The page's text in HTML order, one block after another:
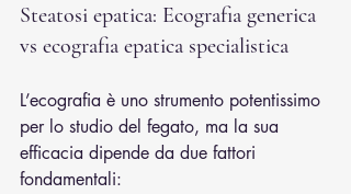
Steatosi epatica: Ecografia generica
vs ecografia epatica specialistica
L’ecografia è uno strumento potentissimo
per lo studio del fegato, ma la sua
efficacia dipende da due fattori
fondamentali: